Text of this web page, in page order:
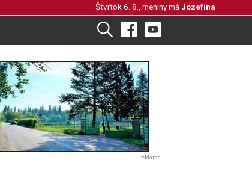
Štvrtok 6. 8., meniny má Jozefína
reklama